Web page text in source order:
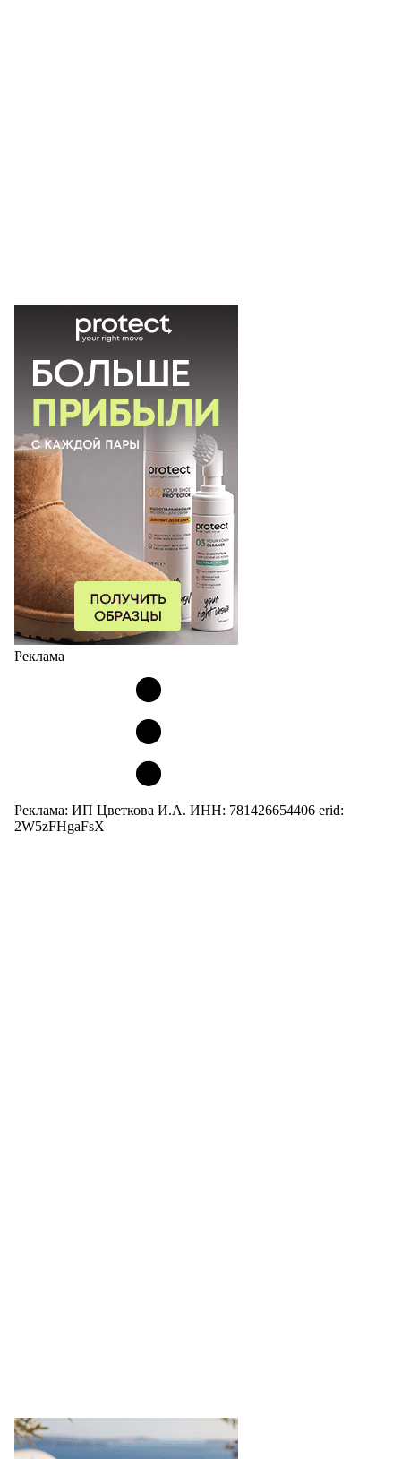
Реклама
Реклама: ИП Цветкова И.А. ИНН: 781426654406 erid:
2W5zFHgaFsX